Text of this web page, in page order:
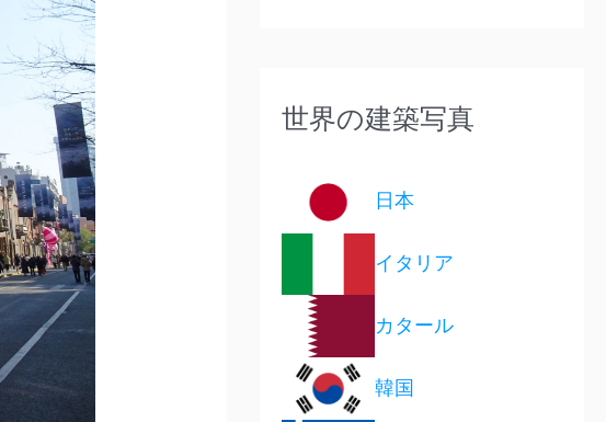
世界の建築写真
日本
イタリア
カタール
韓国